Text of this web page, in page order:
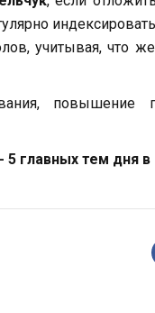
учитывая, что
повышение
5 главных тем дня